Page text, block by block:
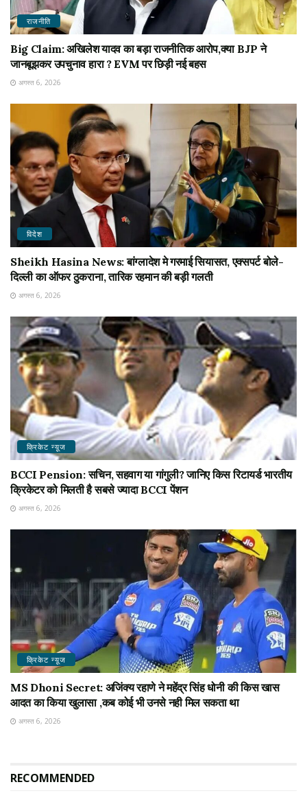
राजनीति
Big Claim: अखिलेश यादव का बड़ा राजनीतिक आरोप,क्या BJP ने
जानबूझकर उपचुनाव हारा ? EVM पर छिड़ी नई बहस
अगस्त 6, 2026
विदेश
Sheikh Hasina News: बांग्लादेश मे गरमाई सियासत, एक्सपर्ट बोले-
दिल्ली का ऑफर ठुकराना, तारिक रहमान की बड़ी गलती
अगस्त 6, 2026
क्रिकेट न्यू़ज
BCCI Pension: सचिन, सहवाग या गांगुली? जानिए किस रिटायर्ड भारतीय
क्रिकेटर को मिलती है सबसे ज्यादा BCCI पेंशन
अगस्त 6, 2026
क्रिकेट न्यू़ज
MS Dhoni Secret: अजिंक्य रहाणे ने महेंद्र सिंह धोनी की किस खास
आदत का किया खुलासा ,कब कोई भी उनसे नही मिल सकता था
अगस्त 6, 2026
RECOMMENDED